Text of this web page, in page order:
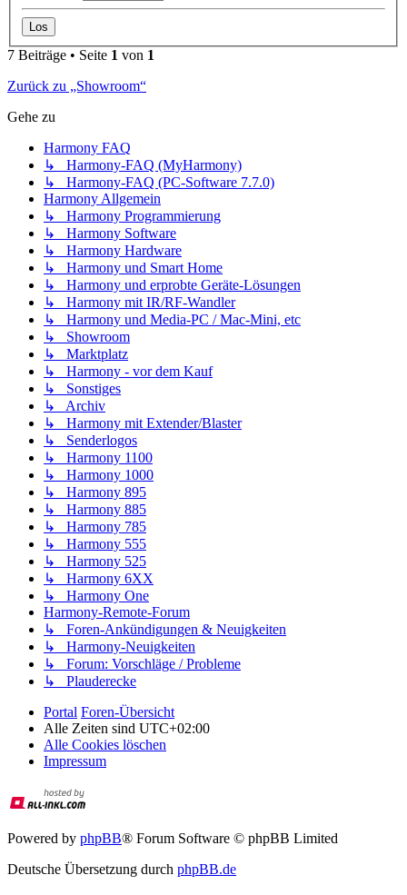
7 Beiträge • Seite 1 von 1
Zurück zu „Showroom“
Gehe zu
Harmony FAQ
↳ Harmony-FAQ (MyHarmony)
↳ Harmony-FAQ (PC-Software 7.7.0)
Harmony Allgemein
↳ Harmony Programmierung
↳ Harmony Software
↳ Harmony Hardware
↳ Harmony und Smart Home
↳ Harmony und erprobte Geräte-Lösungen
↳ Harmony mit IR/RF-Wandler
↳ Harmony und Media-PC / Mac-Mini, etc
↳ Showroom
↳ Marktplatz
↳ Harmony - vor dem Kauf
↳ Sonstiges
↳ Archiv
↳ Harmony mit Extender/Blaster
↳ Senderlogos
↳ Harmony 1100
↳ Harmony 1000
↳ Harmony 895
↳ Harmony 885
↳ Harmony 785
↳ Harmony 555
↳ Harmony 525
↳ Harmony 6XX
↳ Harmony One
Harmony-Remote-Forum
↳ Foren-Ankündigungen & Neuigkeiten
↳ Harmony-Neuigkeiten
↳ Forum: Vorschläge / Probleme
↳ Plauderecke
Portal Foren-Übersicht
Alle Zeiten sind UTC+02:00
Alle Cookies löschen
Impressum
Powered by phpBB® Forum Software © phpBB Limited
Deutsche Übersetzung durch phpBB.de